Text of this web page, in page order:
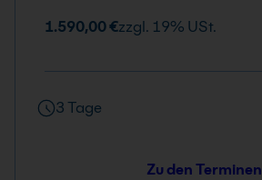
1.590,00 €zzgl. 19% USt.
3 Tage
Zu den Terminen